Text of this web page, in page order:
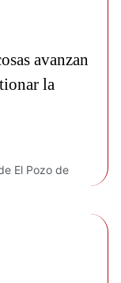
avanzan
la
El Pozo de